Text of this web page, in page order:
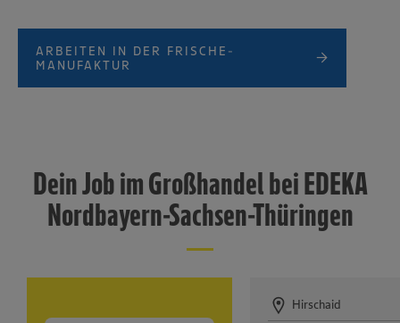
ARBEITEN IN DER FRISCHE-
MANUFAKTUR
Dein Job im Großhandel bei EDEKA
Nordbayern-Sachsen-Thüringen
Hirschaid